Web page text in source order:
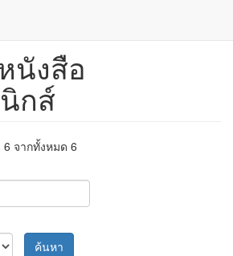
นังสือ
กส์
6 จากทั้งหมด 6
ค้นหา